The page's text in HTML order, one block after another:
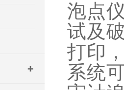
泡点
试及
打印
系统